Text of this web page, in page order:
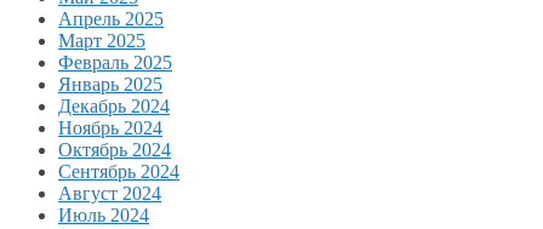
Апрель 2025
Март 2025
Февраль 2025
Январь 2025
Декабрь 2024
Ноябрь 2024
Октябрь 2024
Сентябрь 2024
Август 2024
Июль 2024